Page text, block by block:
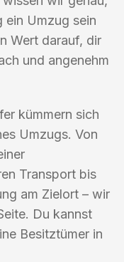
Umzug sein
Wert darauf, dir
und angenehm
kümmern sich
Umzugs. Von
Transport bis
am Zielort – wir
Du kannst
Besitztümer in